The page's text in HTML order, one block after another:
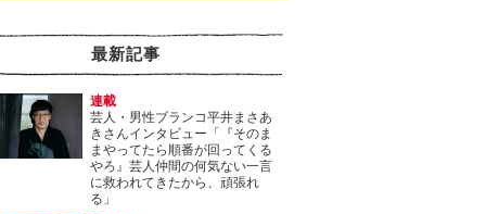
最新記事
連載
芸人・男性ブランコ平井まさあ
きさんインタビュー「『そのま
まやってたら順番が回ってくる
やろ』芸人仲間の何気ない一言
に救われてきたから、頑張れ
る」